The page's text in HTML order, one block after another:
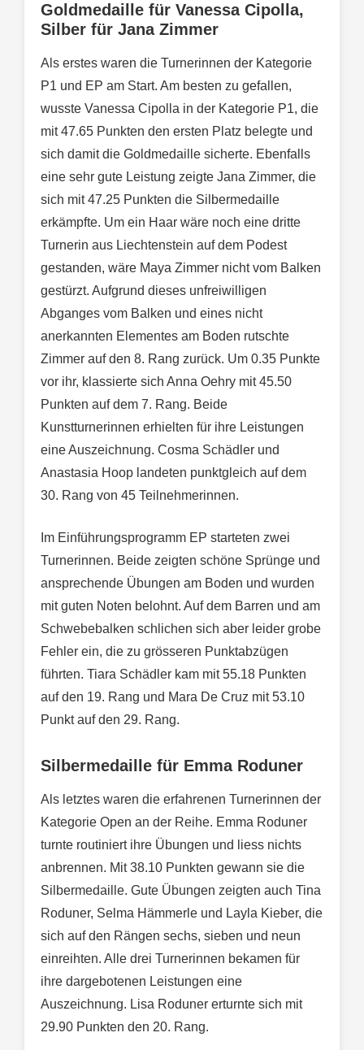
Goldmedaille für Vanessa Cipolla,
Silber für Jana Zimmer
Als erstes waren die Turnerinnen der Kategorie
P1 und EP am Start. Am besten zu gefallen,
wusste Vanessa Cipolla in der Kategorie P1, die
mit 47.65 Punkten den ersten Platz belegte und
sich damit die Goldmedaille sicherte. Ebenfalls
eine sehr gute Leistung zeigte Jana Zimmer, die
sich mit 47.25 Punkten die Silbermedaille
erkämpfte. Um ein Haar wäre noch eine dritte
Turnerin aus Liechtenstein auf dem Podest
gestanden, wäre Maya Zimmer nicht vom Balken
gestürzt. Aufgrund dieses unfreiwilligen
Abganges vom Balken und eines nicht
anerkannten Elementes am Boden rutschte
Zimmer auf den 8. Rang zurück. Um 0.35 Punkte
vor ihr, klassierte sich Anna Oehry mit 45.50
Punkten auf dem 7. Rang. Beide
Kunstturnerinnen erhielten für ihre Leistungen
eine Auszeichnung. Cosma Schädler und
Anastasia Hoop landeten punktgleich auf dem
30. Rang von 45 Teilnehmerinnen.
Im Einführungsprogramm EP starteten zwei
Turnerinnen. Beide zeigten schöne Sprünge und
ansprechende Übungen am Boden und wurden
mit guten Noten belohnt. Auf dem Barren und am
Schwebebalken schlichen sich aber leider grobe
Fehler ein, die zu grösseren Punktabzügen
führten. Tiara Schädler kam mit 55.18 Punkten
auf den 19. Rang und Mara De Cruz mit 53.10
Punkt auf den 29. Rang.
Silbermedaille für Emma Roduner
Als letztes waren die erfahrenen Turnerinnen der
Kategorie Open an der Reihe. Emma Roduner
turnte routiniert ihre Übungen und liess nichts
anbrennen. Mit 38.10 Punkten gewann sie die
Silbermedaille. Gute Übungen zeigten auch Tina
Roduner, Selma Hämmerle und Layla Kieber, die
sich auf den Rängen sechs, sieben und neun
einreihten. Alle drei Turnerinnen bekamen für
ihre dargebotenen Leistungen eine
Auszeichnung. Lisa Roduner erturnte sich mit
29.90 Punkten den 20. Rang.